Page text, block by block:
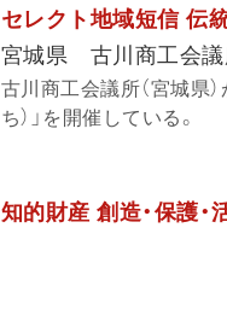
セレクト地域短信 伝
宮城県 古川商工会議
古川商工会議所（宮城県
ち）」を開催している。
知的財産 創造・保護